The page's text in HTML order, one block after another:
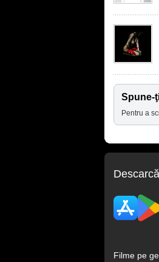
Spune-
Pentru a
Filme pe